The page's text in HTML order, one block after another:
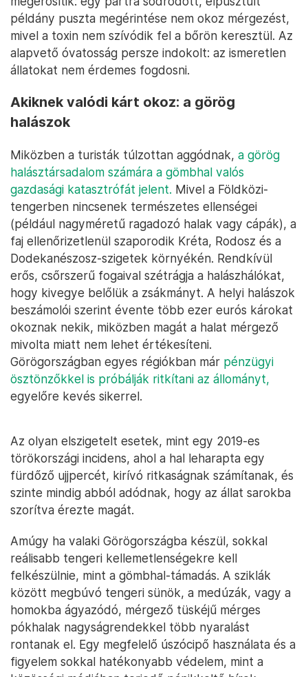
példány puszta megérintése nem okoz mérgezést,
mivel a toxin nem szívódik fel a bőrön keresztül. Az
alapvető óvatosság persze indokolt: az ismeretlen
állatokat nem érdemes fogdosni.
Akiknek valódi kárt okoz: a görög
halászok
Miközben a turisták túlzottan aggódnak, a görög
halásztársadalom számára a gömbhal valós
gazdasági katasztrófát jelent. Mivel a Földközi-
tengerben nincsenek természetes ellenségei
(például nagyméretű ragadozó halak vagy cápák), a
faj ellenőrizetlenül szaporodik Kréta, Rodosz és a
Dodekanészosz-szigetek környékén. Rendkívül
erős, csőrszerű fogaival szétrágja a halászhálókat,
hogy kivegye belőlük a zsákmányt. A helyi halászok
beszámolói szerint évente több ezer eurós károkat
okoznak nekik, miközben magát a halat mérgező
mivolta miatt nem lehet értékesíteni.
Görögországban egyes régiókban már pénzügyi
ösztönzőkkel is próbálják ritkítani az állományt,
egyelőre kevés sikerrel.
Az olyan elszigetelt esetek, mint egy 2019-es
törökországi incidens, ahol a hal leharapta egy
fürdőző ujjpercét, kirívó ritkaságnak számítanak, és
szinte mindig abból adódnak, hogy az állat sarokba
szorítva érezte magát.
Amúgy ha valaki Görögországba készül, sokkal
reálisabb tengeri kellemetlenségekre kell
felkészülnie, mint a gömbhal-támadás. A sziklák
között megbúvó tengeri sünök, a medúzák, vagy a
homokba ágyazódó, mérgező tüskéjű mérges
pókhalak nagyságrendekkel több nyaralást
rontanak el. Egy megfelelő úszócipő használata és a
figyelem sokkal hatékonyabb védelem, mint a